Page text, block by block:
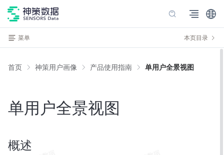
菜单 本页目录
首页 神策用户画像 产品使用指南 单用户全景视图
单用户全景视图
概述